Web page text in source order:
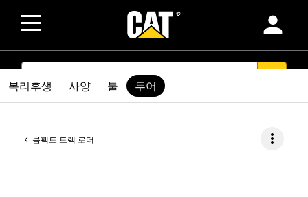
person
SEARCH
콤팩트 트랙 로더 more_vert
복리후생 사양 툴 투어